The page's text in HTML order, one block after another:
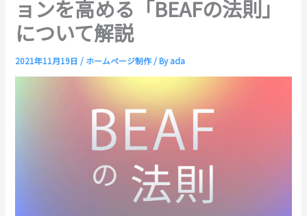
ョンを高める「BEAFの法則」
について解説
2021年11月19日 / ホームページ制作 / Byada